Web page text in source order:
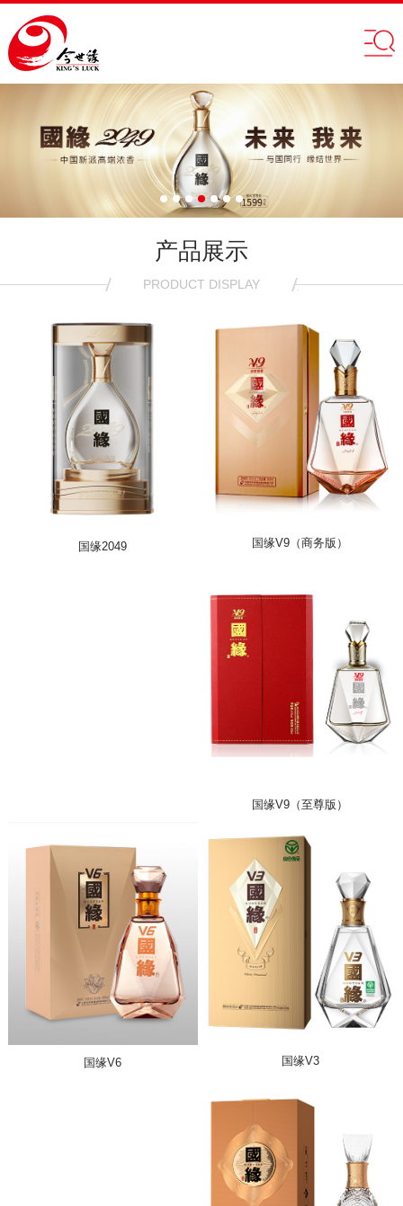
产品展示
PRODUCT DISPLAY
国缘2049 国缘V9（商务版）
国缘V9（至尊版）
国缘V6 国缘V3